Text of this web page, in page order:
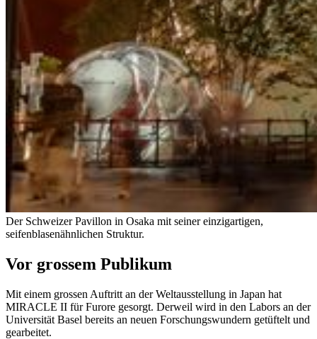
Der Schweizer Pavillon in Osaka mit seiner einzigartigen,
seifenblasenähnlichen Struktur.
Vor grossem Publikum
Mit einem grossen Auftritt an der Weltausstellung in Japan hat
MIRACLE II für Furore gesorgt. Derweil wird in den Labors an der
Universität Basel bereits an neuen Forschungs­wundern getüftelt und
gearbeitet.